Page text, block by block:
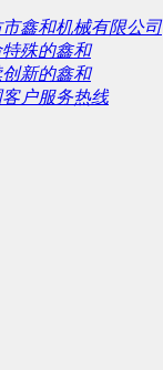
鑫和机械有限公司
殊的鑫和
新的鑫和
客户服务热线